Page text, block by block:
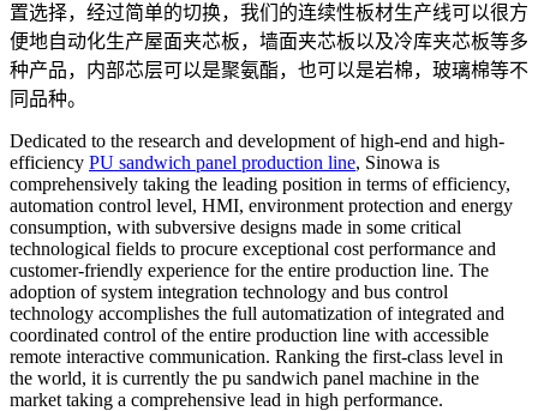
置选择，经过简单的切换，我们的连续性板材生产线可以很方
便地自动化生产屋面夹芯板，墙面夹芯板以及冷库夹芯板等多
种产品，内部芯层可以是聚氨酯，也可以是岩棉，玻璃棉等不
同品种。
Dedicated to the research and development of high-end and high-
efficiency PU sandwich panel production line, Sinowa is
comprehensively taking the leading position in terms of efficiency,
automation control level, HMI, environment protection and energy
consumption, with subversive designs made in some critical
technological fields to procure exceptional cost performance and
customer-friendly experience for the entire production line. The
adoption of system integration technology and bus control
technology accomplishes the full automatization of integrated and
coordinated control of the entire production line with accessible
remote interactive communication. Ranking the first-class level in
the world, it is currently the pu sandwich panel machine in the
market taking a comprehensive lead in high performance.